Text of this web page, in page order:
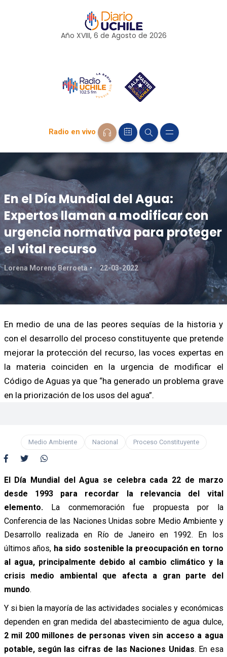
Año XVIII, 6 de Agosto de 2026
Radio en vivo
En el Día Mundial del Agua:
Expertos llaman a modificar con
urgencia normativa para proteger
el vital recurso
Lorena Moreno Berroeta 22-03-2022
En medio de una de las peores sequías de la historia y
con el desarrollo del proceso constituyente que pretende
mejorar la protección del recurso, las voces expertas en
la materia coinciden en la urgencia de modificar el
Código de Aguas ya que “ha generado un problema grave
en la priorización de los usos del agua”.
Medio Ambiente Nacional Proceso Constituyente
El Día Mundial del Agua se celebra cada 22 de marzo
desde 1993 para recordar la relevancia del vital
elemento. La conmemoración fue propuesta por la
Conferencia de las Naciones Unidas sobre Medio Ambiente y
Desarrollo realizada en Río de Janeiro en 1992. En los
últimos años, ha sido sostenible la preocupación en torno
al agua, principalmente debido al cambio climático y la
crisis medio ambiental que afecta a gran parte del
mundo.
Y si bien la mayoría de las actividades sociales y económicas
dependen en gran medida del abastecimiento de agua dulce,
2 mil 200 millones de personas viven sin acceso a agua
potable, según las cifras de las Naciones Unidas. En esa